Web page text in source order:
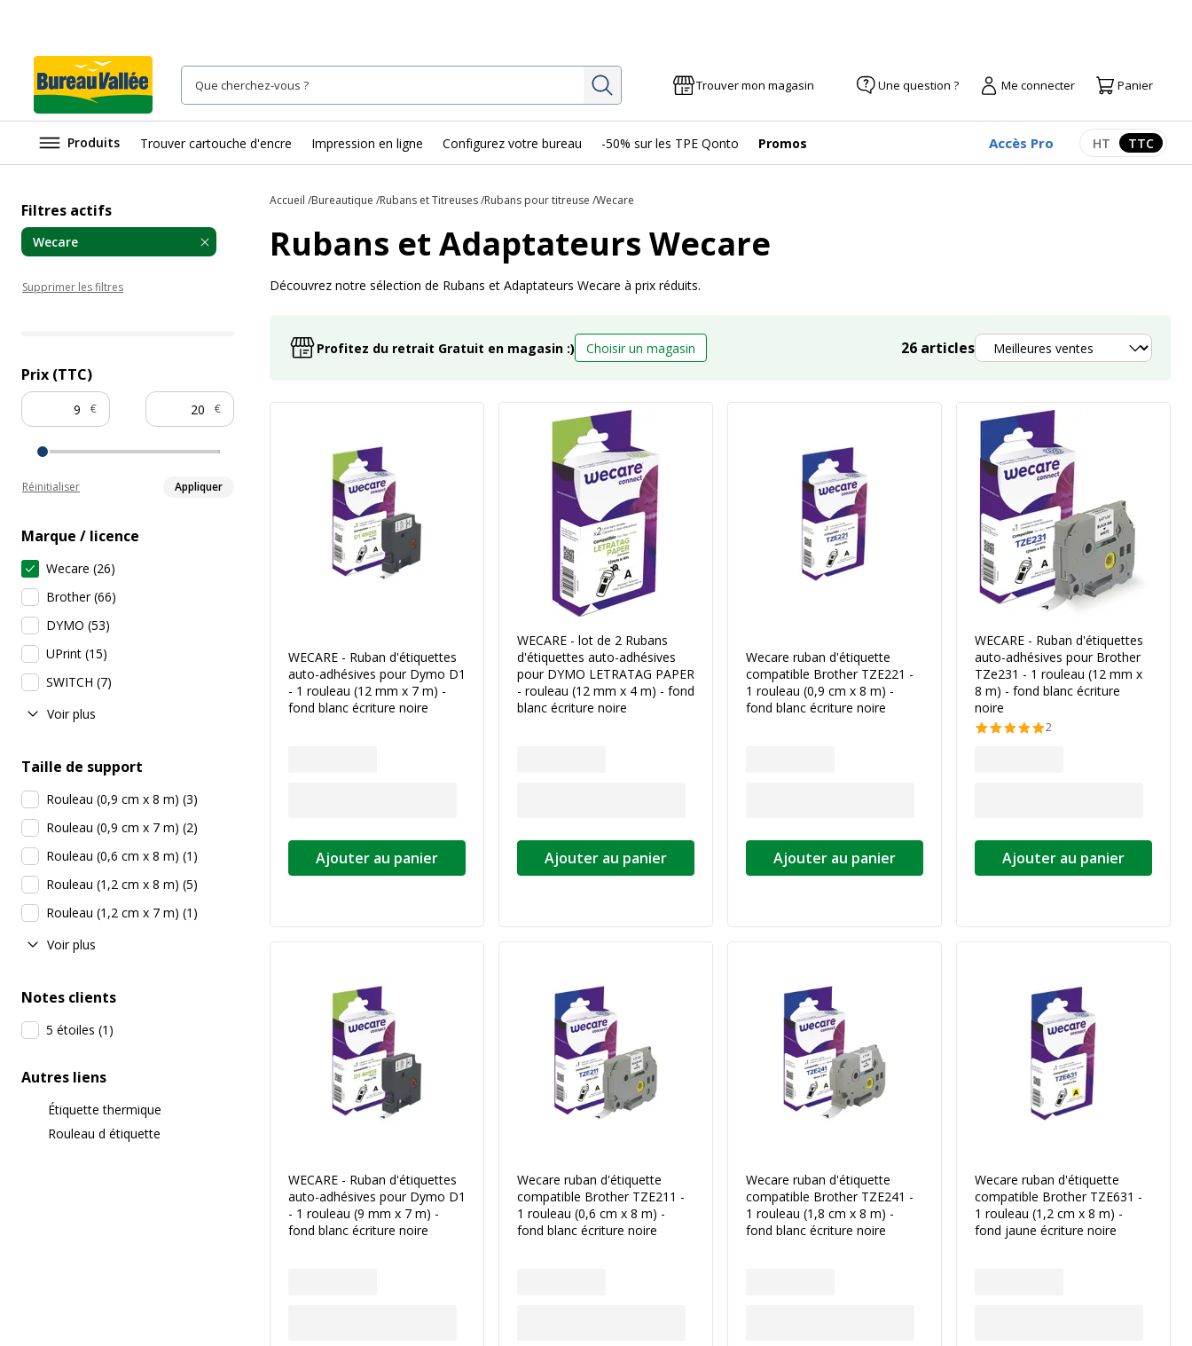
Rechercher Trouver mon magasin Une question ? Me connecter Panier
Produits Trouver cartouche d'encre Impression en ligne Configurez votre bureau -50% sur les TPE Qonto Promos Accès Pro Afficher les
HT TTC
Filtres actifs
Wecare
Supprimer les filtres
Prix (TTC)
€ €
Réinitialiser Appliquer
Marque / licence
Wecare (26)
Brother(66)
DYMO (53)
UPrint (15)
SWITCH (7)
Voir plus
Taille de support
Rouleau (0,9 cm x 8 m) (3)
Rouleau (0,9 cm x 7 m) (2)
Rouleau (0,6 cm x 8 m) (1 )
Rouleau (1,2 cm x 8 m) (5)
Rouleau (1,2 cm x 7 m) (1 )
Voir plus
Notes clients
5 étoiles (1 )
Autres liens
Étiquette thermique
Rouleau d étiquette
Accueil Bureautique Rubans et Titreuses Rubans pour titreuse Wecare
Rubans et Adaptateurs Wecare
Découvrez notre sélection de Rubans et Adaptateurs Wecare à prix réduits.
Profitez du retrait Gratuit en magasin :) Choisir un magasin 26 articlesTrier
WECARE - Ruban d'étiquettes
auto-adhésives pour Dymo D1
- 1 rouleau (12 mm x 7 m) -
fond blanc écriture noire
Ajouter au panier
WECARE - lot de 2 Rubans
d'étiquettes auto-adhésives
pour DYMO LETRATAG PAPER
- rouleau (12 mm x 4 m) - fond
blanc écriture noire
Ajouter au panier
Wecare ruban d'étiquette
compatible Brother TZE221 -
1 rouleau (0,9 cm x 8 m) -
fond blanc écriture noire
Ajouter au panier
WECARE - Ruban d'étiquettes
auto-adhésives pour Brother
TZe231 - 1 rouleau (12 mm x
8 m) - fond blanc écriture
noire
2
Ajouter au panier
WECARE - Ruban d'étiquettes
auto-adhésives pour Dymo D1
- 1 rouleau (9 mm x 7 m) -
fond blanc écriture noire
Wecare ruban d'étiquette
compatible Brother TZE211 -
1 rouleau (0,6 cm x 8 m) -
fond blanc écriture noire
Wecare ruban d'étiquette
compatible Brother TZE241 -
1 rouleau (1,8 cm x 8 m) -
fond blanc écriture noire
Wecare ruban d'étiquette
compatible Brother TZE631 -
1 rouleau (1,2 cm x 8 m) -
fond jaune écriture noire